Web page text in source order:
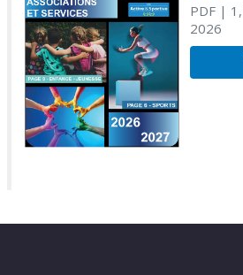
PDF|
2026